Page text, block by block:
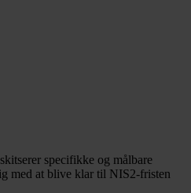
specifikke og målbare
med at blive klar til NIS2-fristen